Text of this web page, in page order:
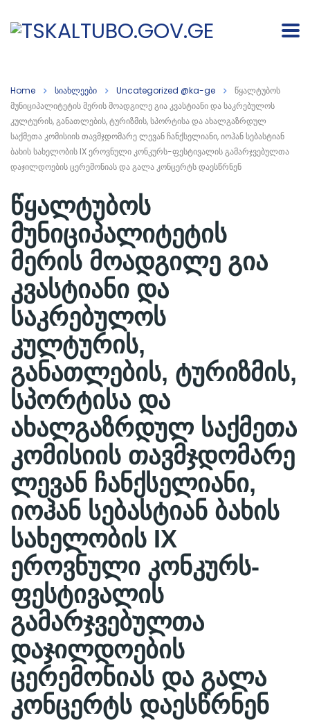
Home სიახლეები Uncategorized @ka-ge
წყალტუბოს
მუნიციპალიტეტის მერის მოადგილე გია კვასტიანი და საკრებულოს
კულტურის, განათლების, ტურიზმის, სპორტისა და ახალგაზრდულ
საქმეთა კომისიის თავმჯდომარე ლევან ჩანქსელიანი, იოჰან სებასტიან
ბახის სახელობის IX ეროვნული კონკურს-ფესტივალის გამარჯვებულთა
დაჯილდოების ცერემონიას და გალა კონცერტს დაესწრნენ
წყალტუბოს
მუნიციპალიტეტის
მერის მოადგილე გია
კვასტიანი და
საკრებულოს
კულტურის,
განათლების, ტურიზმის,
სპორტისა და
ახალგაზრდულ საქმეთა
კომისიის თავმჯდომარე
ლევან ჩანქსელიანი,
იოჰან სებასტიან ბახის
სახელობის IX
ეროვნული კონკურს-
ფესტივალის
გამარჯვებულთა
დაჯილდოების
ცერემონიას და გალა
კონცერტს დაესწრნენ